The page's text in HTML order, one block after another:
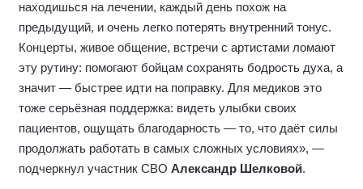
находишься на лечении, каждый день похож на
предыдущий, и очень легко потерять внутренний тонус.
Концерты, живое общение, встречи с артистами ломают
эту рутину: помогают бойцам сохранять бодрость духа, а
значит — быстрее идти на поправку. Для медиков это
тоже серьёзная поддержка: видеть улыбки своих
пациентов, ощущать благодарность — то, что даёт силы
продолжать работать в самых сложных условиях», —
подчеркнул участник СВО Александр Шелковой.